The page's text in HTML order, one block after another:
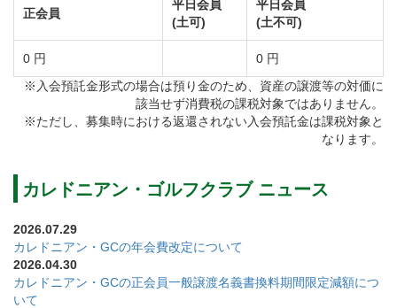
内陸の林間に造成されているがマウンド群やバンカー
の造成はまさに本場のリンクスをも思わせます。
造形美はさることながら季節、天候によって様々な表
情でファンを魅了する飽きのこない18ホールズ。
INコース、OUTコースともにプレイヤーの挑戦意欲を
コース内には豊富な樹木・四季折々の草花が植えられ
春には桃や桜、ツツジが咲き乱れ、池には蓮の花、秋
には紅葉の美しさが楽しめます。
全てのクラブを使って多様な攻め方が楽しめる戦略性
正会員
平日会員
(土可)
平日会員
(土不可)
0 円
0 円
※入会預託金形式の場合は預り金のため、資産の譲渡等の対価に
該当せず消費税の課税対象ではありません。
※ただし、募集時における返還されない入会預託金は課税対象と
なります。
カレドニアン・ゴルフクラブ ニュース
2026.07.29
カレドニアン・GCの年会費改定について
2026.04.30
カレドニアン・GCの正会員一般譲渡名義書換料期間限定減額につ
いて